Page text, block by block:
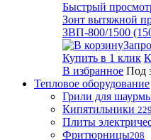
Быстрый
Зонт вытяжной
ЗВП-800/1500
Купить в 1 клик
В избранное Под
Тепловое оборудование
Грили для
Кипятильники 229
Плиты
Фритюрницы208